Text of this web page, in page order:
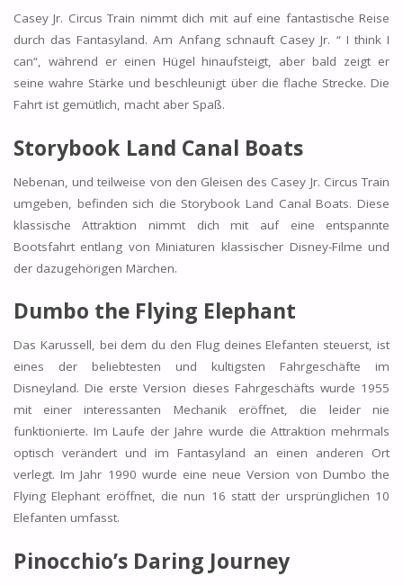
Casey Jr. Circus Train nimmt dich mit auf eine fantastische Reise
durch das Fantasyland. Am Anfang schnauft Casey Jr. “ I think I
can“, während er einen Hügel hinaufsteigt, aber bald zeigt er
seine wahre Stärke und beschleunigt über die flache Strecke. Die
Fahrt ist gemütlich, macht aber Spaß.
Storybook Land Canal Boats
Nebenan, und teilweise von den Gleisen des Casey Jr. Circus Train
umgeben, befinden sich die Storybook Land Canal Boats. Diese
klassische Attraktion nimmt dich mit auf eine entspannte
Bootsfahrt entlang von Miniaturen klassischer Disney-Filme und
der dazugehörigen Märchen.
Dumbo the Flying Elephant
Das Karussell, bei dem du den Flug deines Elefanten steuerst, ist
eines der beliebtesten und kultigsten Fahrgeschäfte im
Disneyland. Die erste Version dieses Fahrgeschäfts wurde 1955
mit einer interessanten Mechanik eröffnet, die leider nie
funktionierte. Im Laufe der Jahre wurde die Attraktion mehrmals
optisch verändert und im Fantasyland an einen anderen Ort
verlegt. Im Jahr 1990 wurde eine neue Version von Dumbo the
Flying Elephant eröffnet, die nun 16 statt der ursprünglichen 10
Elefanten umfasst.
Pinocchio’s Daring Journey